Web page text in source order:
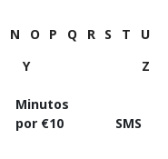
N O P Q R S T
U
Y Z
Minutos
por ⁦€10⁩
SMS